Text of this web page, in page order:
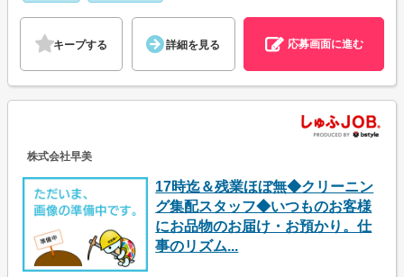
キープする 詳細を見る 応募画面に進む
株式会社早美
17時迄＆残業ほぼ無◆クリーニン
グ集配スタッフ◆いつものお客様
にお品物のお届け・お預かり。仕
事のリズム...